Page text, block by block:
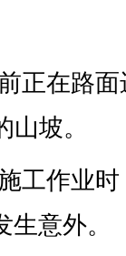
正在路
坡。
工作业
意外。